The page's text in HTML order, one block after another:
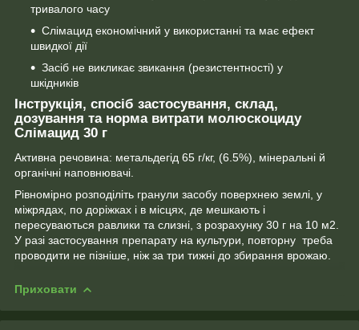
тривалого часу
Слімацид економічний у використанні та має ефект
швидкої дії
Засіб не викликає звикання (резистентності) у
шкідників
Інструкція, спосіб застосування, склад,
дозування та норма витрати молюскоциду
Слімацид 30 г
Активна речовина: метальдегід 65 г/кг, (6.5%), мінеральні й
органічні наповнювачі.
Рівномірно розподіліть гранули засобу поверхнею землі, у
міжрядах, по доріжках і в місцях, де мешкають і
пересуваються равлики та слизні, з розрахунку 30 г на 10 м2.
У разі застосування препарату на культури, повторну треба
проводити не пізніше, ніж за три тижні до збирання врожаю.
Приховати